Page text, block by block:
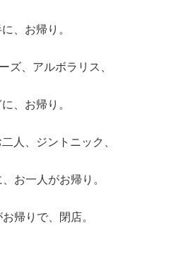
、お帰り。
ズ、アルボラリス、
、お帰り。
人、ジントニック、
お一人がお帰り。
帰りで、閉店。